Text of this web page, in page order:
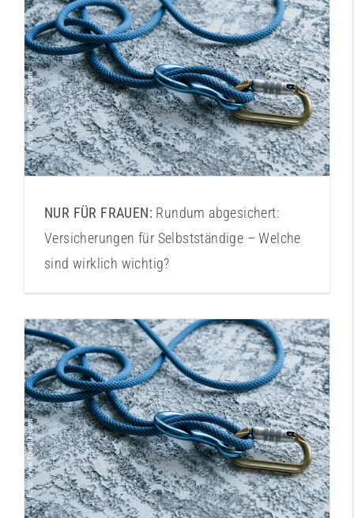
Versicherungen für Selbstständige
NUR FÜR FRAUEN: Rundum abgesichert:
Versicherungen für Selbstständige – Welche
sind wirklich wichtig?
Versicherungen für Selbstständige